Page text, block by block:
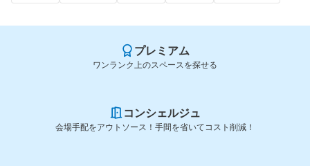
プレミアム
ワンランク上のスペースを探せる
コンシェルジュ
会場手配をアウトソース！手間を省いてコスト削減！